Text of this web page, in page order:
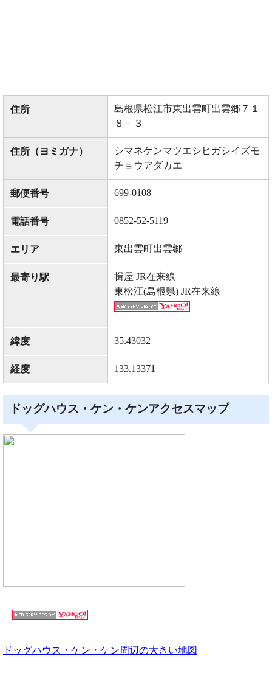
住所
島根県松江市東出雲町出雲郷７１
８－３
住所（ヨミガナ）
シマネケンマツエシヒガシイズモ
チョウアダカエ
郵便番号 699-0108
電話番号 0852-52-5119
エリア 東出雲町出雲郷
最寄り駅
揖屋 JR在来線
東松江(島根県) JR在来線
緯度 35.43032
経度 133.13371
ドッグハウス・ケン・ケンアクセスマップ
ドッグハウス・ケン・ケン周辺の大きい地図